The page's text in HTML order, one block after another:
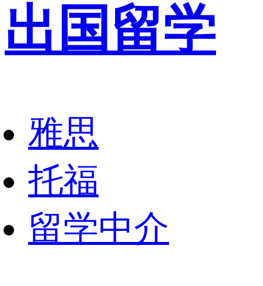
出国留学
雅思
托福
留学中介